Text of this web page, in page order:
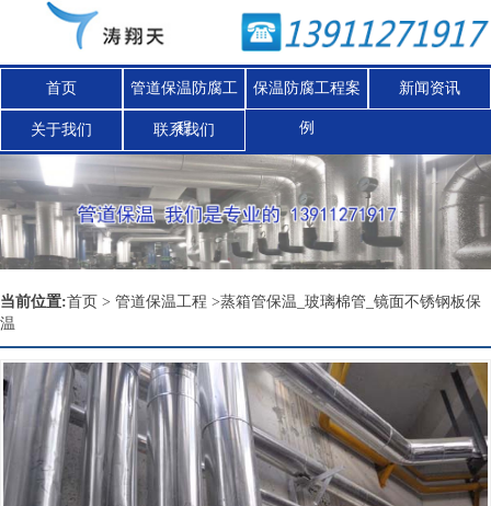
首页 管道保温防腐工
程
保温防腐工程案
例
新闻资讯
关于我们 联系我们
当前位置:首页 > 管道保温工程 >蒸箱管保温_玻璃棉管_镜面不锈钢板保
温